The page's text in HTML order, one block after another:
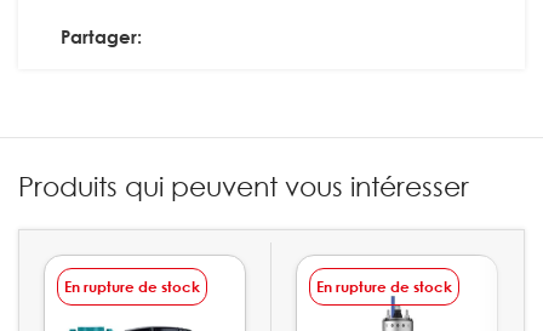
Partager:
Produits qui peuvent vous intéresser
En rupture de stock En rupture de stock